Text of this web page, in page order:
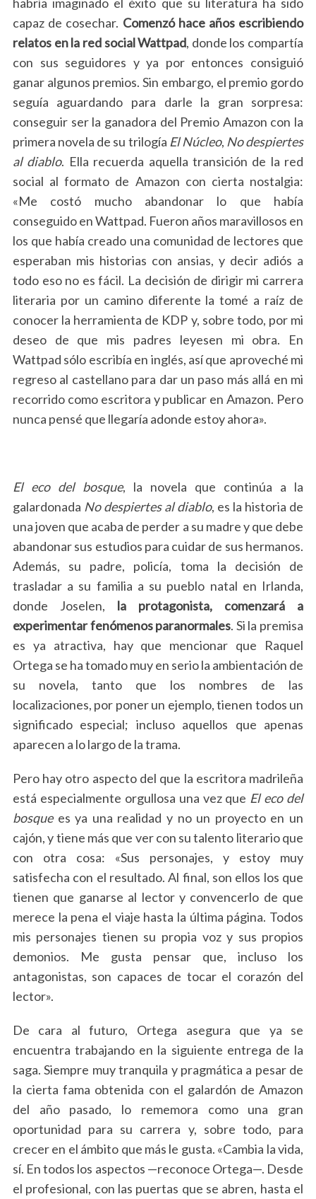
capaz de cosechar. Comenzó hace años escribiendo
relatos en la red social Wattpad, donde los compartía
con sus seguidores y ya por entonces consiguió
ganar algunos premios. Sin embargo, el premio gordo
seguía aguardando para darle la gran sorpresa:
conseguir ser la ganadora del Premio Amazon con la
primera novela de su trilogía El Núcleo, No despiertes
al diablo. Ella recuerda aquella transición de la red
social al formato de Amazon con cierta nostalgia:
«Me costó mucho abandonar lo que había
conseguido en Wattpad. Fueron años maravillosos en
los que había creado una comunidad de lectores que
esperaban mis historias con ansias, y decir adiós a
todo eso no es fácil. La decisión de dirigir mi carrera
literaria por un camino diferente la tomé a raíz de
conocer la herramienta de KDP y, sobre todo, por mi
deseo de que mis padres leyesen mi obra. En
Wattpad sólo escribía en inglés, así que aproveché mi
regreso al castellano para dar un paso más allá en mi
recorrido como escritora y publicar en Amazon. Pero
nunca pensé que llegaría adonde estoy ahora».
El eco del bosque, la novela que continúa a la
galardonada No despiertes al diablo, es la historia de
una joven que acaba de perder a su madre y que debe
abandonar sus estudios para cuidar de sus hermanos.
Además, su padre, policía, toma la decisión de
trasladar a su familia a su pueblo natal en Irlanda,
donde Joselen, la protagonista, comenzará a
experimentar fenómenos paranormales. Si la premisa
es ya atractiva, hay que mencionar que Raquel
Ortega se ha tomado muy en serio la ambientación de
su novela, tanto que los nombres de las
localizaciones, por poner un ejemplo, tienen todos un
significado especial; incluso aquellos que apenas
aparecen a lo largo de la trama.
Pero hay otro aspecto del que la escritora madrileña
está especialmente orgullosa una vez que El eco del
bosquees ya una realidad y no un proyecto en un
cajón, y tiene más que ver con su talento literario que
con otra cosa: «Sus personajes, y estoy muy
satisfecha con el resultado. Al final, son ellos los que
tienen que ganarse al lector y convencerlo de que
merece la pena el viaje hasta la última página. Todos
mis personajes tienen su propia voz y sus propios
demonios. Me gusta pensar que, incluso los
antagonistas, son capaces de tocar el corazón del
lector».
De cara al futuro, Ortega asegura que ya se
encuentra trabajando en la siguiente entrega de la
saga. Siempre muy tranquila y pragmática a pesar de
la cierta fama obtenida con el galardón de Amazon
del año pasado, lo rememora como una gran
oportunidad para su carrera y, sobre todo, para
crecer en el ámbito que más le gusta. «Cambia la vida,
sí. En todos los aspectos —reconoce Ortega—. Desde
el profesional, con las puertas que se abren, hasta el
S
e
a
h
f
o
r